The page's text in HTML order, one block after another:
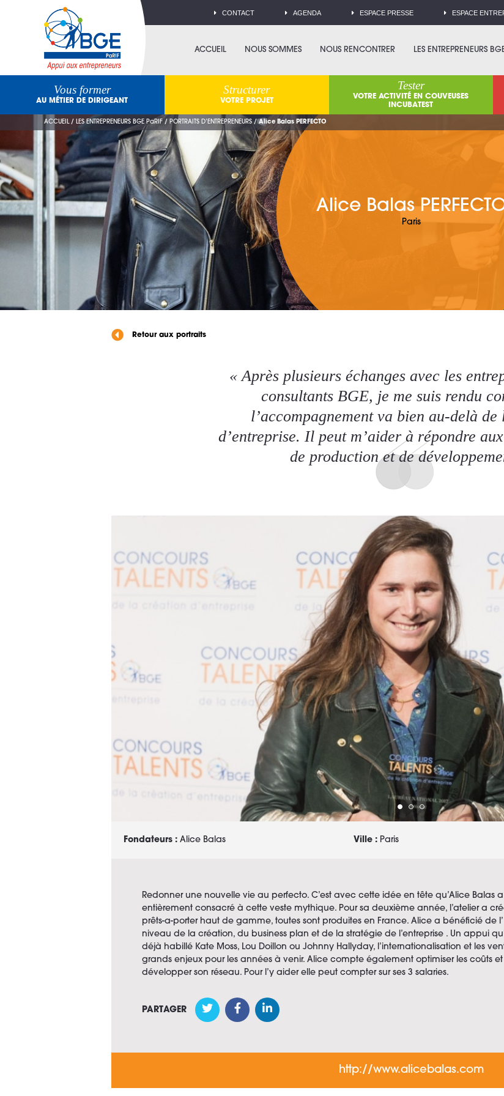
CONTACT AGENDA ESPACE PRESSE ESPACE
ACCUEIL NOUS SOMMES NOUS RENCONTRER LES ENTREPRENEURS
Vous former
AU MÉTIER DE DIRIGEANT
Structurer
VOTRE PROJET
Tester
VOTRE ACTIVITÉ EN COUVEUSES
INCUBATEST
ACCUEIL/ LES ENTREPRENEURS BGE PaRIF / PORTRAITS D’ENTREPRENEURS /Alice Balas PERFECTO
Alice Balas
Paris
Retour aux portraits
« Après plusieurs échanges avec les
consultants BGE, je me suis rendu
l’accompagnement va bien au-delà
d’entreprise. Il peut m’aider à répondre
de production et de
Fondateurs : Alice Balas Ville : Paris
Redonner une nouvelle vie au perfecto. C’est avec cette idée en tête qu’Alice Balas
entièrement consacré à cette veste mythique. Pour sa deuxième année, l’atelier a
prêts-a-porter haut de gamme, toutes sont produites en France. Alice a bénéficié de
niveau de la création, du business plan et de la stratégie de l’entreprise . Un appui
déjà habillé Kate Moss, Lou Doillon ou Johnny Hallyday, l’internationalisation et les
grands enjeux pour les années à venir. Alice compte également optimiser les coûts
développer son réseau. Pour l’y aider elle peut compter sur ses 3 salaries.
PARTAGER
http://www.alicebalas.com